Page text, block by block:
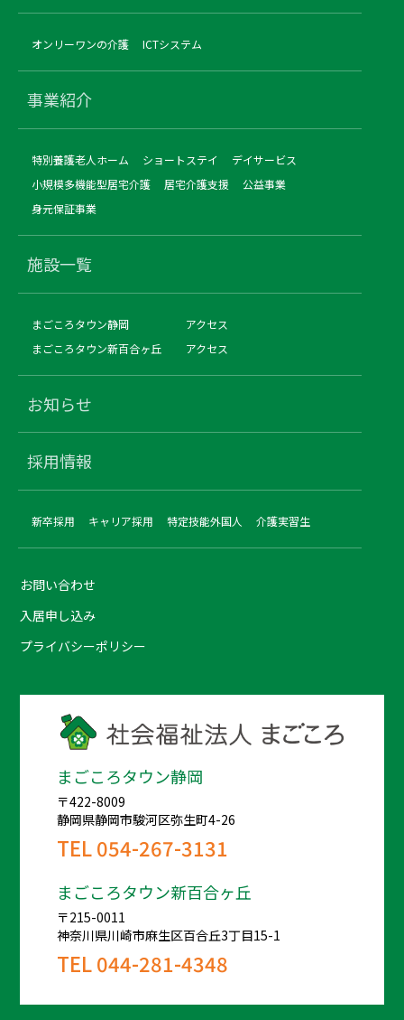
オンリーワンの介護 ICTシステム
事業紹介
特別養護老人ホーム ショートステイ
デイサービス
小規模多機能型居宅介護
居宅介護支援
公益事業
身元保証事業
施設一覧
まごころタウン静岡
アクセス
まごころタウン新百合ヶ丘
アクセス
お知らせ
採用情報
新卒採用 キャリア採用 特定技能外国人 介護実習生
お問い合わせ
入居申し込み
プライバシーポリシー
まごころタウン静岡
〒422-8009
静岡県静岡市駿河区弥生町4-26
TEL054-267-3131
まごころタウン新百合ヶ丘
〒215-0011
神奈川県川崎市麻生区百合丘3丁目15-1
TEL044-281-4348